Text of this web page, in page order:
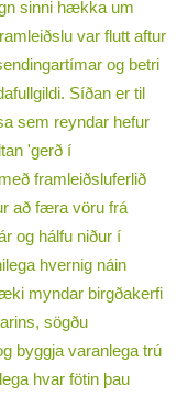
sinni hækka um
var flutt aftur
og betri
Síðan er til
sem reyndar hefur
'gerð í
framleiðsluferlið
að færa vöru frá
og hálfu niður í
hvernig náin
myndar birgðakerfi
sögðu
byggja varanlega trú
hvar fötin þau